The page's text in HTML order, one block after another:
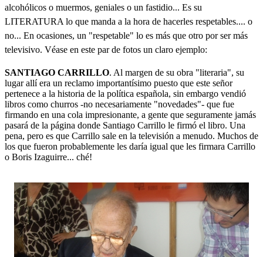
alcohólicos o muermos, geniales o un fastidio... Es su
LITERATURA lo que manda a la hora de hacerles respetables.... o
no... En ocasiones, un "respetable" lo es más que otro por ser más
televisivo. Véase en este par de fotos un claro ejemplo:
SANTIAGO CARRILLO. Al margen de su obra "literaria", su
lugar allí era un reclamo importantísimo puesto que este señor
pertenece a la historia de la política española, sin embargo vendió
libros como churros -no necesariamente "novedades"- que fue
firmando en una cola impresionante, a gente que seguramente jamás
pasará de la página donde Santiago Carrillo le firmó el libro. Una
pena, pero es que Carrillo sale en la televisión a menudo. Muchos de
los que fueron probablemente les daría igual que les firmara Carrillo
o Boris Izaguirre... ché!